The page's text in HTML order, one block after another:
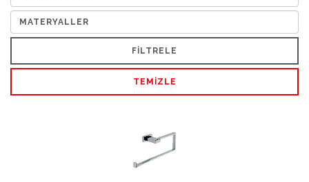
FILTRELE
TEMIZLE